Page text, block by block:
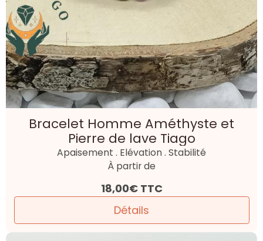
Bracelet Homme Améthyste et
Pierre de lave Tiago
Apaisement . Elévation . Stabilité
À partir de
18,00€ TTC
Détails